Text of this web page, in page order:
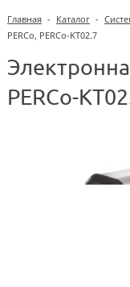
Главная - Каталог -
PERCo, PERCo-KT02.7
PERCo-